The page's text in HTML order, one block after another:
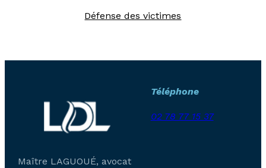
Défense des victimes
Maître LAGUOUÉ, avocat
Téléphone
02 78 77 15 37